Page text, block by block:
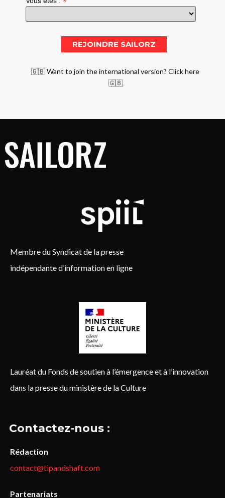
🇬🇧 Want to join the international version? Click here
🇬🇧
Membre du Syndicat de la presse
indépendante d’information en ligne
Lauréat du Fonds de soutien à l’émergence et à l’innovation
dans la presse du ministère de la Culture
Contactez-nous :
Rédaction
contact@tipandshaft.com
Partenariats